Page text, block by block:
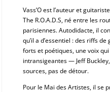
Vass’O est l’auteur et
The R.O.A.D.S, né entre les
parisiennes. Autodidacte, il
qu’il a d’essentiel : des riffs
forts et poétiques, une voix
intransigeantes — Jeff
sources, pas de détour.
Pour le Mai des Artistes, il se